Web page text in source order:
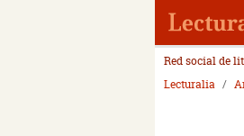
Red social de
Lecturalia